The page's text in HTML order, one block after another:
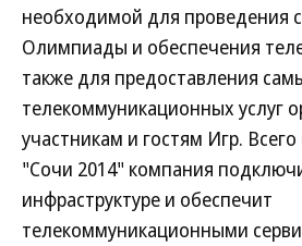
необходимой для проведения
Олимпиады и обеспечения
также для предоставления
телекоммуникационных услуг
участникам и гостям Игр.
"Сочи 2014" компания
инфраструктуре и обеспечит
телекоммуникационными